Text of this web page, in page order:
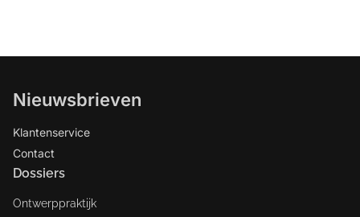
Nieuwsbrieven
Klantenservice
Contact
Dossiers
Ontwerppraktijk